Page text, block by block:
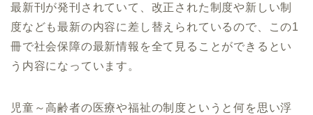
最新刊が発刊されていて、改正された制度や新しい制
度なども最新の内容に差し替えられているので、この1
冊で社会保障の最新情報を全て見ることができるとい
う内容になっています。
児童～高齢者の医療や福祉の制度というと何を思い浮